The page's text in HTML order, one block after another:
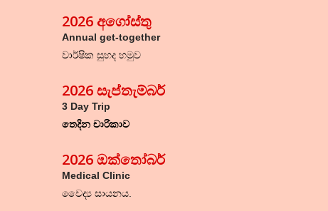
2026අගෝස්තු
Annual get-together
වාර්ෂික සුහද හමුව
2026 සැප්තැම්බර්
3 Day Trip
තෙදින චාරිකාව
2026 ඔක්තෝබර්
Medical Clinic
වෛද්‍ය සායනය.